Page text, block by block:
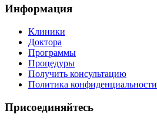
Информация
Клиники
Доктора
Программы
Процедуры
Получить консультацию
Политика конфиденциальности
Присоединяйтесь